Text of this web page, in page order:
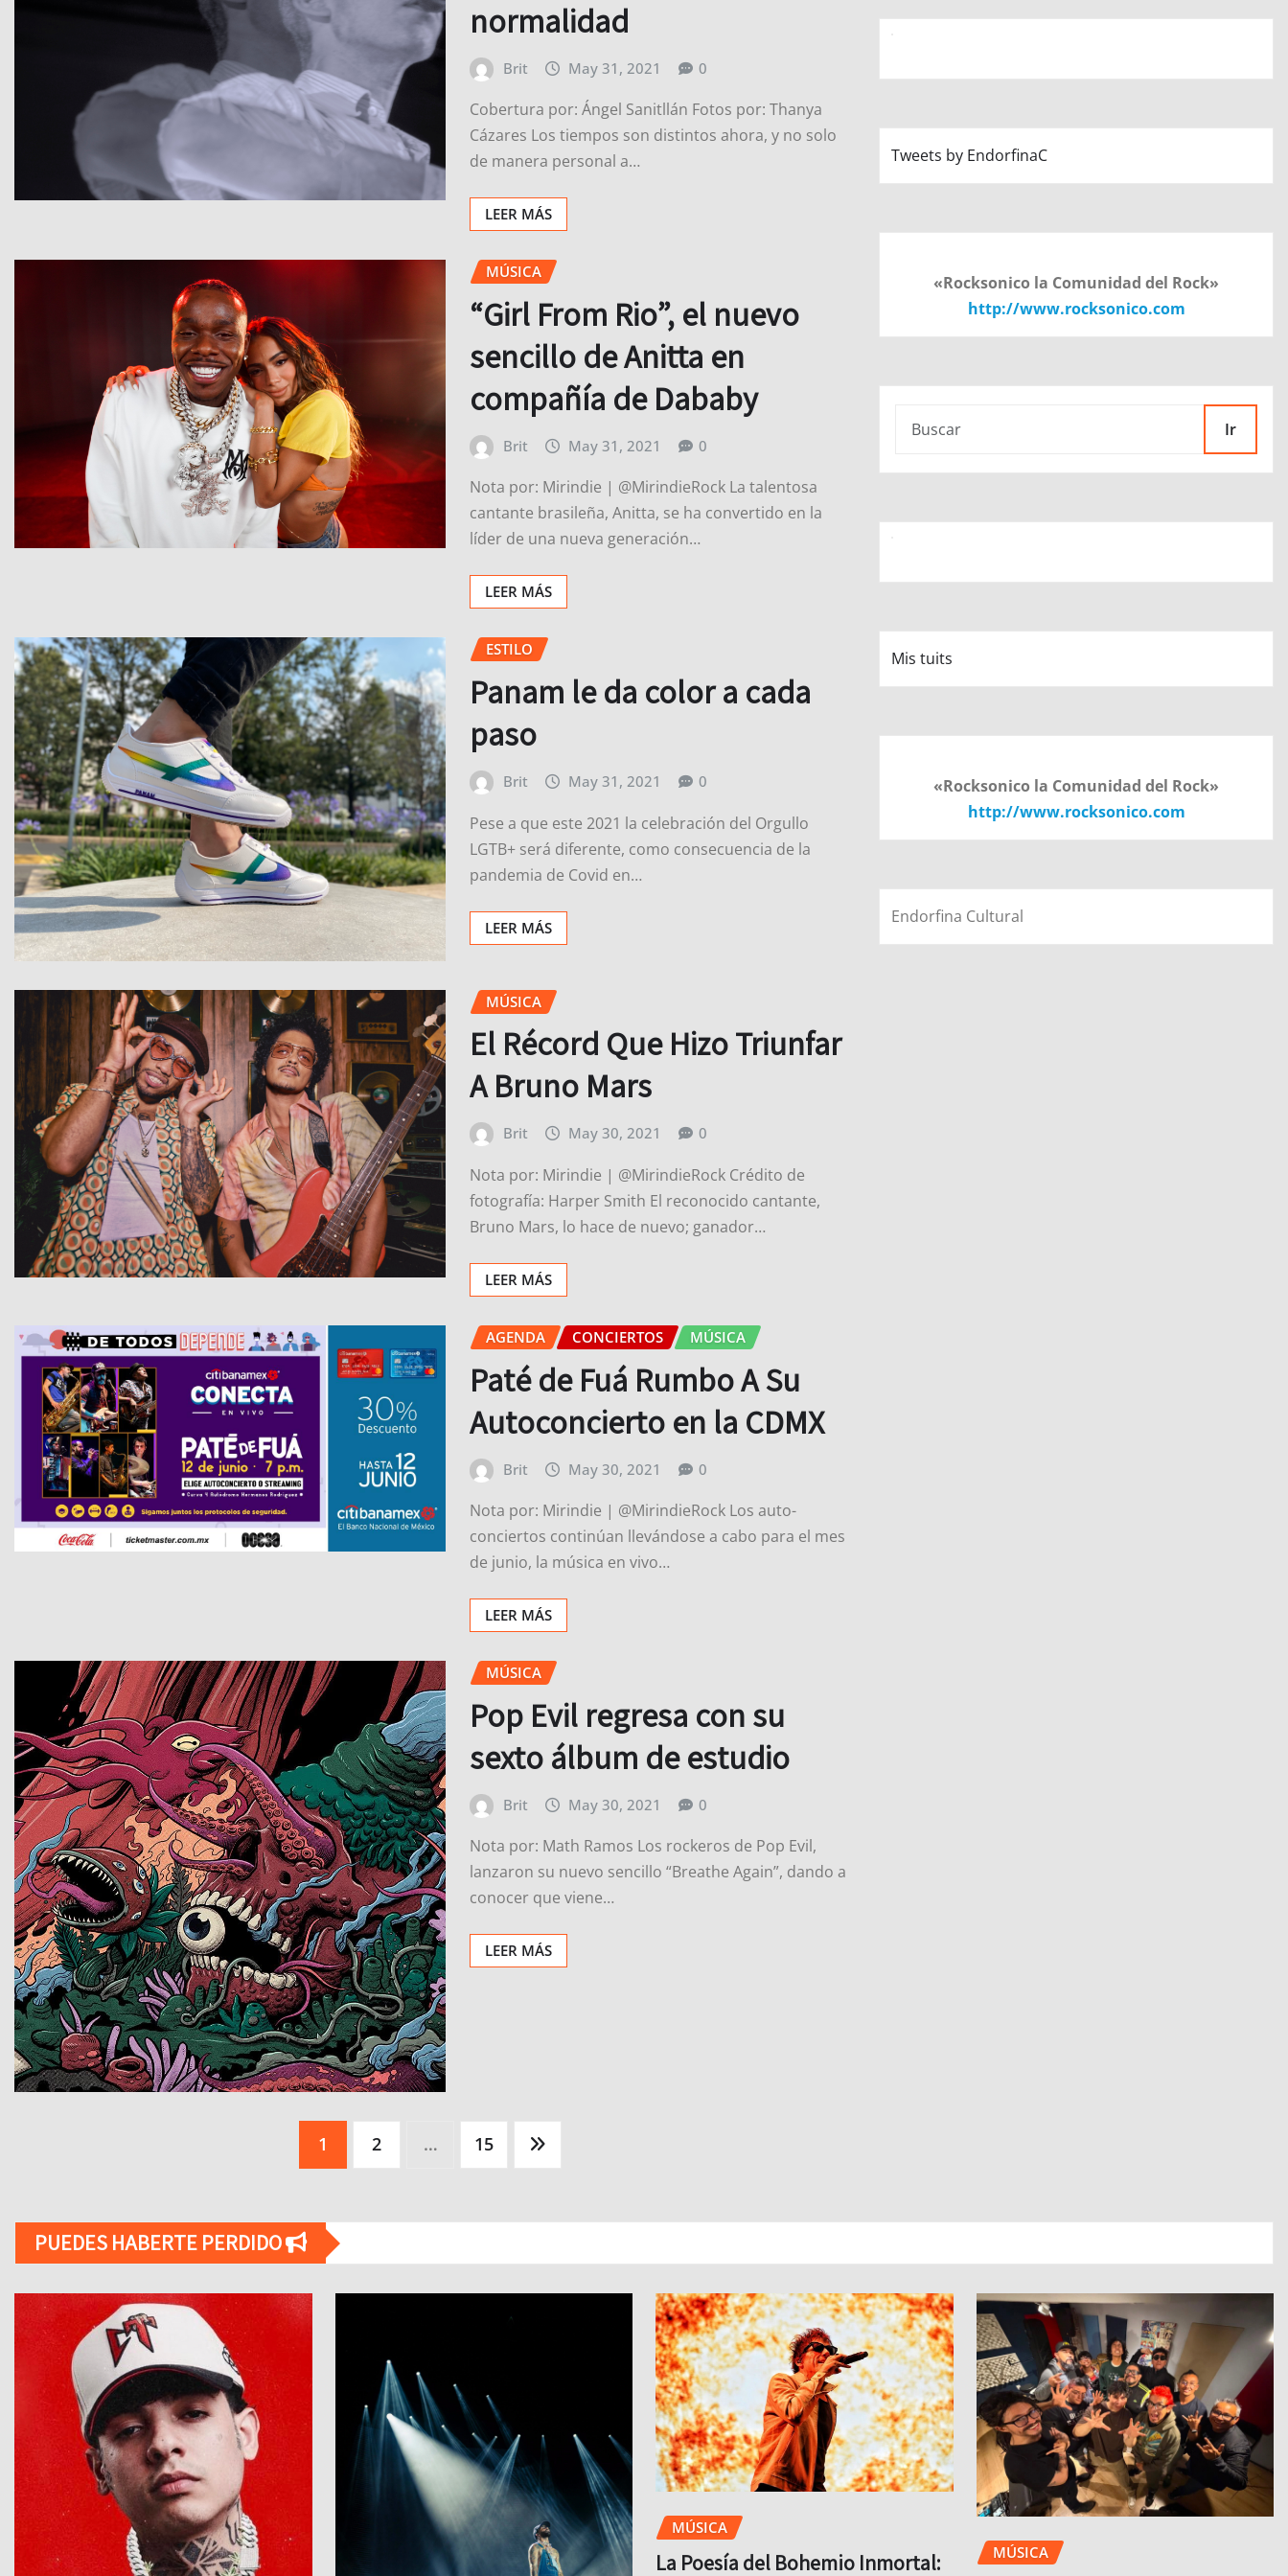
normalidad
Brit May 31, 2021 0
Cobertura por: Ángel Sanitllán Fotos por: Thanya
Cázares Los tiempos son distintos ahora, y no solo
de manera personal a…
LEER MÁS
MÚSICA
“Girl From Rio”, el nuevo
sencillo de Anitta en
compañía de Dababy
Brit May 31, 2021 0
Nota por: Mirindie | @MirindieRock La talentosa
cantante brasileña, Anitta, se ha convertido en la
líder de una nueva generación…
LEER MÁS
ESTILO
Panam le da color a cada
paso
Brit May 31, 2021 0
Pese a que este 2021 la celebración del Orgullo
LGTB+ será diferente, como consecuencia de la
pandemia de Covid en…
LEER MÁS
MÚSICA
El Récord Que Hizo Triunfar
A Bruno Mars
Brit May 30, 2021 0
Nota por: Mirindie | @MirindieRock Crédito de
fotografía: Harper Smith El reconocido cantante,
Bruno Mars, lo hace de nuevo; ganador…
LEER MÁS
AGENDA CONCIERTOS MÚSICA
Paté de Fuá Rumbo A Su
Autoconcierto en la CDMX
Brit May 30, 2021 0
Nota por: Mirindie | @MirindieRock Los auto-
conciertos continúan llevándose a cabo para el mes
de junio, la música en vivo…
LEER MÁS
MÚSICA
Pop Evil regresa con su
sexto álbum de estudio
Brit May 30, 2021 0
Nota por: Math Ramos Los rockeros de Pop Evil,
lanzaron su nuevo sencillo “Breathe Again”, dando a
conocer que viene…
LEER MÁS
1 2 … 15
Tweets by EndorfinaC
«Rocksonico la Comunidad del Rock»
http://www.rocksonico.com
Ir
Mis tuits
«Rocksonico la Comunidad del Rock»
http://www.rocksonico.com
Endorfina Cultural
PUEDES HABERTE PERDIDO
MÚSICA
La Poesía del Bohemio Inmortal: MÚSICA